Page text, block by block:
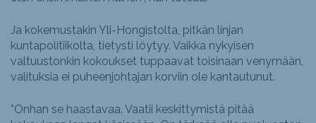
Ja kokemustakin Yli-Hongistolta, pitkän linjan
kuntapolitiikolta, tietysti löytyy. Vaikka nykyisen
valtuustonkin kokoukset tuppaavat toisinaan venymään,
valituksia ei puheenjohtajan korviin ole kantautunut.
”Onhan se haastavaa. Vaatii keskittymistä pitää